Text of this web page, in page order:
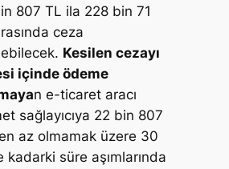
807 TL ila 228 bin 71
ceza
Kesilen cezayı
içinde ödeme
n e-ticaret aracı
sağlayıcıya 22 bin 807
az olmamak üzere 30
kadarki süre aşımlarında